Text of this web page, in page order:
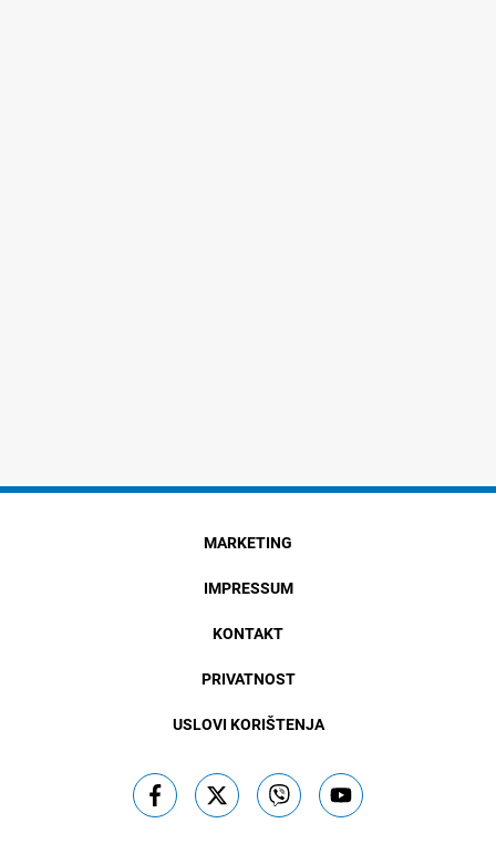
MARKETING
IMPRESSUM
KONTAKT
PRIVATNOST
USLOVI KORIŠTENJA